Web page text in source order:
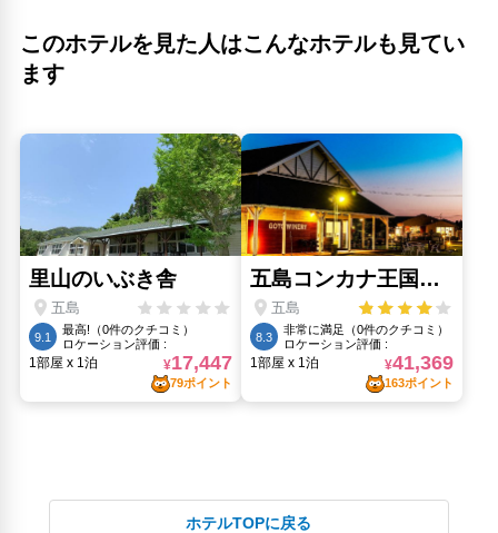
このホテルを見た人はこんなホテルも見てい
ます
ホテルTOPに戻る